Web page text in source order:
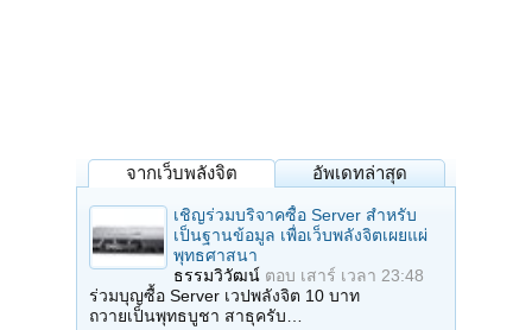
จากเว็บพลังจิต อัพเดทล่าสุด
เชิญร่วมบริจาคซื้อ Server สำหรับ
เป็นฐานข้อมูล เพื่อเว็บพลังจิตเผยแผ่
พุทธศาสนา
ธรรมวิวัฒน์ ตอบ เสาร์ เวลา 23:48
ร่วมบุญซื้อ Server เวปพลังจิต 10 บาท
ถวายเป็นพุทธบูชา สาธุครับ…